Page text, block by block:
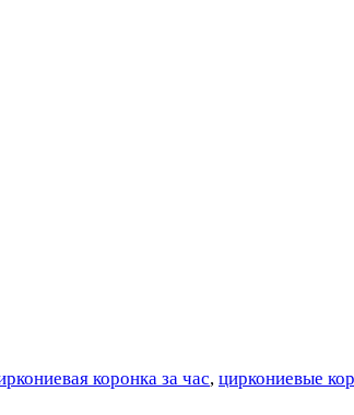
коронка за час, циркониевые